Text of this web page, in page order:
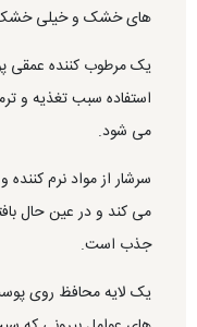
های خشک و خیلی خشک
یک مرطوب کننده عمقی
استفاده سبب تغذیه و
می شود.
سرشار از مواد نرم
می کند و در عین حال
جذب است.
یک لایه محافظ روی